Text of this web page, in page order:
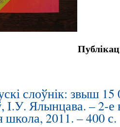
слоўнік: звыш 15
І.У. Ялынцава. – 2-е
школа, 2011. – 400 с.